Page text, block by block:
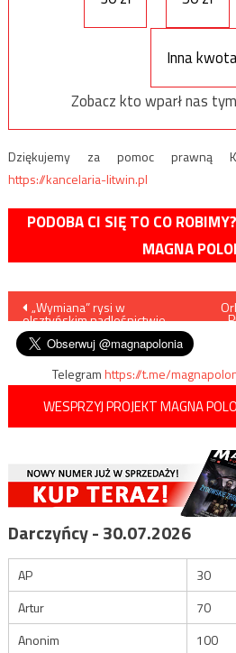
Inna
Zobacz kto wparł nas
Dziękujemy za pomoc prawną
https://kancelaria-litwin.pl
PODOBA CI SIĘ TO CO
MAGNA
Nawigacja
wpisu
„Wymiana” rysi w
olsztyńskim nadleśnictwie
Telegramhttps://t.me/
WESPRZYJ PROJEKT MAGNA
Darczyńcy - 30.07.2026
AP
30
Artur
70
Anonim
100